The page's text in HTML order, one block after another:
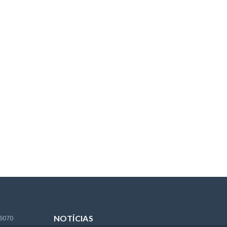
NOTÍCIAS